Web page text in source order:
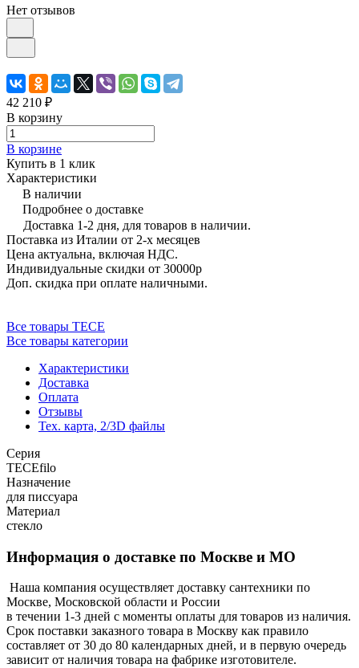
Нет отзывов
42 210 ₽
В корзину
В корзине
Купить в 1 клик
Характеристики
В наличии
Подробнее о доставке
Доставка 1-2 дня, для товаров в наличии.
Поставка из Италии от 2-х месяцев
Цена актуальна, включая НДС.
Индивидуальные скидки от 30000р
Доп. скидка при оплате наличными.
Все товары TECE
Все товары категории
Характеристики
Доставка
Оплата
Отзывы
Тех. карта, 2/3D файлы
Серия
TECEfilo
Назначение
для писсуара
Материал
стекло
Информация о доставке по Москве и МО
Наша компания осуществляет доставку сантехники по
Москве, Московской области и России
в течении 1-3 дней с моменты оплаты для товаров из наличия.
Срок поставки заказного товара в Москву как правило
составляет от 30 до 80 календарных дней, и в первую очередь
зависит от наличия товара на фабрике изготовителе.